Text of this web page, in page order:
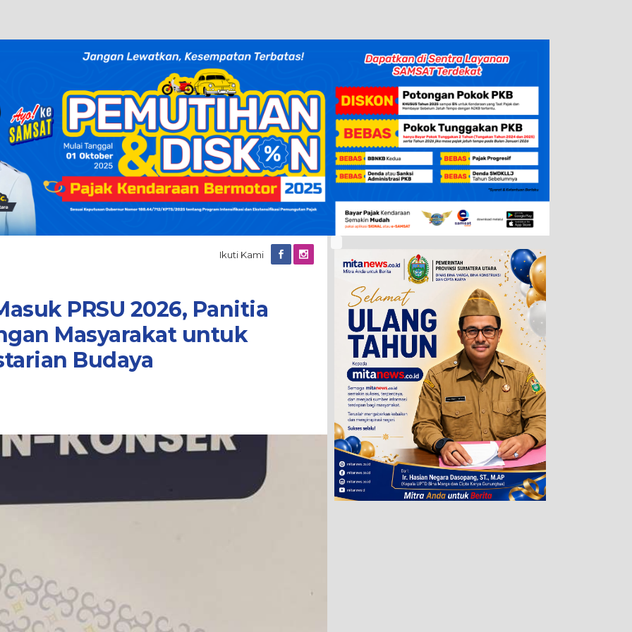
Ikuti Kami
PRSU 2026, Panitia
Masyarakat untuk
Budaya